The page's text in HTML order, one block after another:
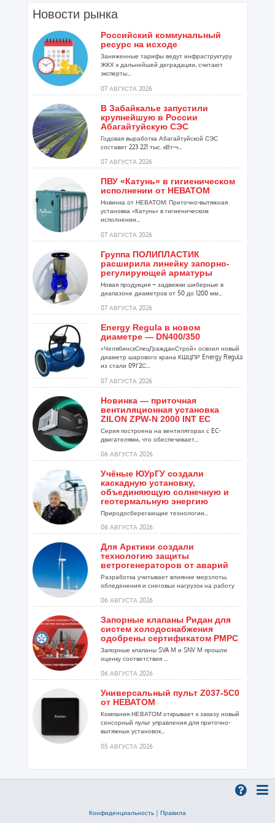
Новости рынка
Российский коммунальный
ресурс на исходе
Заниженные тарифы ведут инфраструктуру
ЖКХ к дальнейшей деградации, считают
эксперты...
07 АВГУСТА 2026
В Забайкалье запустили
крупнейшую в России
Абагайтуйскую СЭС
Годовая выработка Абагайтуйской СЭС
составит 223 221 тыс. кВт-ч...
07 АВГУСТА 2026
ПВУ «Катунь» в гигиеническом
исполнении от НЕВАТОМ
Новинка от НЕВАТОМ: Приточно-вытяжная
установка «Катунь» в гигиеническом
исполнении...
07 АВГУСТА 2026
Группа ПОЛИПЛАСТИК
расширила линейку запорно-
регулирующей арматуры
Новая продукция – задвижки шиберные в
диапазоне диаметров от 50 до 1200 мм...
07 АВГУСТА 2026
Energy Regula в новом
диаметре — DN400/350
«ЧелябинскСпецГражданСтрой» освоил новый
диаметр шарового крана КШЦПР Energy Regula
из стали 09Г2С...
07 АВГУСТА 2026
Новинка — приточная
вентиляционная установка
ZILON ZPW-N 2000 INT EC
Серия построена на вентиляторах с EC-
двигателями, что обеспечивает...
06 АВГУСТА 2026
Учёные ЮУрГУ создали
каскадную установку,
объединяющую солнечную и
геотермальную энергию
Природосберегающие технологии...
06 АВГУСТА 2026
Для Арктики создали
технологию защиты
ветрогенераторов от аварий
Разработка учитывает влияние мерзлоты,
обледенения и снеговых нагрузок на работу
06 АВГУСТА 2026
Запорные клапаны Ридан для
систем холодоснабжения
одобрены сертификатом РМРС
Запорные клапаны SVA M и SNV M прошли
оценку соответствия ...
06 АВГУСТА 2026
Универсальный пульт Z037-5C0
от НЕВАТОМ
Компания НЕВАТОМ открывает к заказу новый
сенсорный пульт управления для приточно-
вытяжных установок...
05 АВГУСТА 2026
расширения ...
Конфиденциальность | Правила